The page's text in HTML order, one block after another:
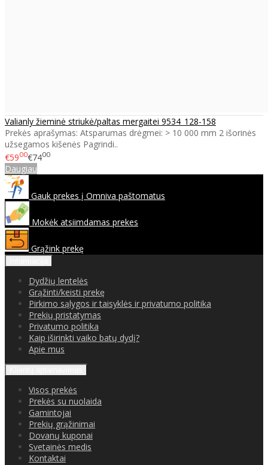
Valianly žieminė striukė/paltas mergaitei 9534_128-158
Prekės aprašymas: Atsparumas drėgmei: > 10 000 mm 2 išorinės
užsegamos kišenės Pagrindi..
€5900€7400
Daugiau
Gauk prekes į Omniva paštomatus
Mokėk atsiimdamas prekes
Grąžink prekę
Dydžių lentelės
Grąžinti/keisti prekę
Pirkimo sąlygos ir taisyklės ir privatumo politika
Prekių pristatymas
Privatumo politika
Kaip iširinkti vaiko batų dydį?
Apie mus
Visos prekės
Prekės su nuolaida
Gamintojai
Prekių grąžinimai
Dovanų kuponai
Svetainės medis
Kontaktai